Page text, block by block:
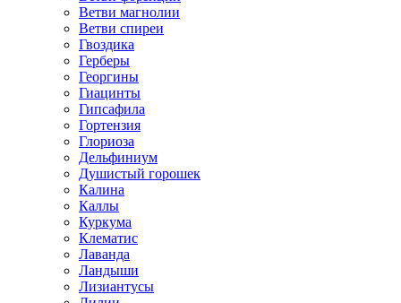
Ветви магнолии
Ветви спиреи
Гвоздика
Герберы
Георгины
Гиацинты
Гипсафила
Гортензия
Глориоза
Дельфиниум
Душистый горошек
Калина
Каллы
Куркума
Клематис
Лаванда
Ландыши
Лизиантусы